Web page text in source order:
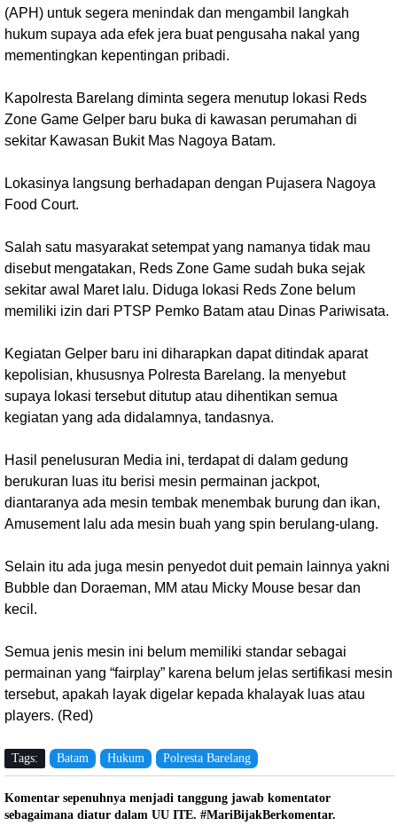
(APH) untuk segera menindak dan mengambil langkah
hukum supaya ada efek jera buat pengusaha nakal yang
mementingkan kepentingan pribadi.
Kapolresta Barelang diminta segera menutup lokasi Reds
Zone Game Gelper baru buka di kawasan perumahan di
sekitar Kawasan Bukit Mas Nagoya Batam.
Lokasinya langsung berhadapan dengan Pujasera Nagoya
Food Court.
Salah satu masyarakat setempat yang namanya tidak mau
disebut mengatakan, Reds Zone Game sudah buka sejak
sekitar awal Maret lalu. Diduga lokasi Reds Zone belum
memiliki izin dari PTSP Pemko Batam atau Dinas Pariwisata.
Kegiatan Gelper baru ini diharapkan dapat ditindak aparat
kepolisian, khususnya Polresta Barelang. Ia menyebut
supaya lokasi tersebut ditutup atau dihentikan semua
kegiatan yang ada didalamnya, tandasnya.
Hasil penelusuran Media ini, terdapat di dalam gedung
berukuran luas itu berisi mesin permainan jackpot,
diantaranya ada mesin tembak menembak burung dan ikan,
Amusement lalu ada mesin buah yang spin berulang-ulang.
Selain itu ada juga mesin penyedot duit pemain lainnya yakni
Bubble dan Doraeman, MM atau Micky Mouse besar dan
kecil.
Semua jenis mesin ini belum memiliki standar sebagai
permainan yang “fairplay” karena belum jelas sertifikasi mesin
tersebut, apakah layak digelar kepada khalayak luas atau
players. (Red)
Tags: Batam Hukum Polresta Barelang
Komentar sepenuhnya menjadi tanggung jawab komentator
sebagaimana diatur dalam UU ITE. #MariBijakBerkomentar.